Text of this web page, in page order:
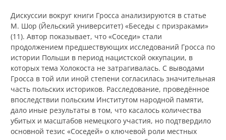
Дискуссии вокруг книги Гросса анализируются в статье
М. Шор (Йельский университет) «Беседы с призраками»
(11). Автор показывает, что «Соседи» стали
продолжением предшествующих исследований Гросса по
истории Польши в период нацистской оккупации, в
которых тема Холокоста не затрагивалась. С выводами
Гросса в той или иной степени согласилась значительная
часть польских историков. Расследование, проведённое
впоследствии польским Институтом народной памяти,
дало иные результаты в том, что касалось количества
убитых и масштабов немецкого участия, но подтвердило
основной тезис «Соседей» о ключевой роли местных